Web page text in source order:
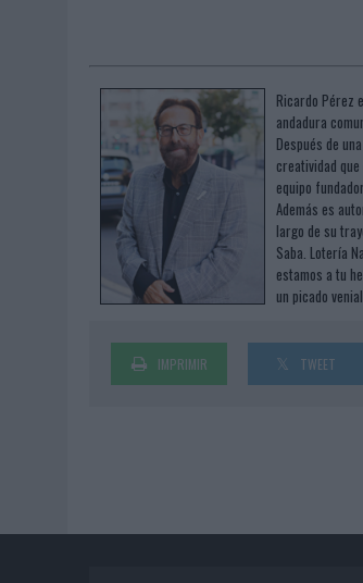
Ricardo Pérez
andadura
Después de
creatividad
equipo
Además es
largo de su
Saba. Lotería
estamos a tu
un picado
IMPRIMIR TWEET